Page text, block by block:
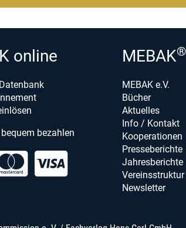
online
bezahlen
MEBAK®
MEBAK e.V.
Bücher
Aktuelles
Info / Kontakt
Kooperationen
Presseberichte
Jahresberichte
Vereinsstruktur
Newsletter